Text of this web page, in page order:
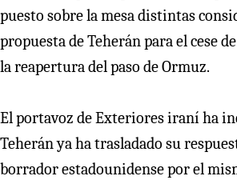
puesto sobre la mesa distintas
propuesta de Teherán para el cese
la reapertura del paso de Ormuz.
El portavoz de Exteriores iraní ha
Teherán ya ha trasladado su
borrador estadounidense por el